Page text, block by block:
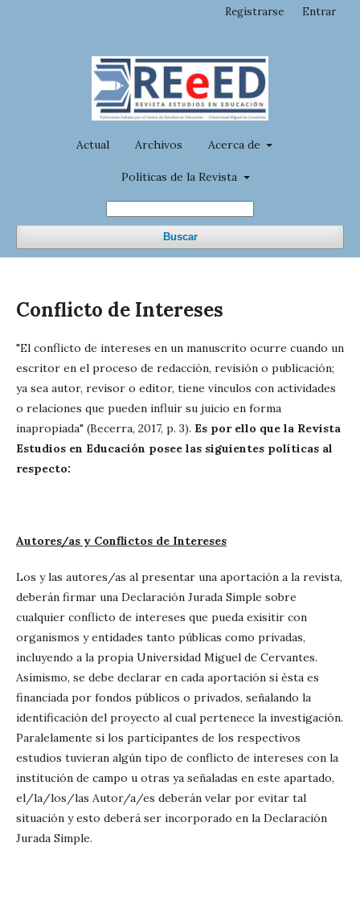
Actual Archivos Acerca de
Políticas de la Revista
Buscar
Registrarse Entrar
Conflicto de Intereses
"El conflicto de intereses en un manuscrito ocurre cuando un
escritor en el proceso de redacción, revisión o publicación;
ya sea autor, revisor o editor, tiene vínculos con actividades
o relaciones que pueden influir su juicio en forma
inapropiada" (Becerra, 2017, p. 3). Es por ello que la Revista
Estudios en Educación posee las siguientes políticas al
respecto:
Autores/as y Conflictos de Intereses
Los y las autores/as al presentar una aportación a la revista,
deberán firmar una Declaración Jurada Simple sobre
cualquier conflicto de intereses que pueda exisitir con
organismos y entidades tanto públicas como privadas,
incluyendo a la propia Universidad Miguel de Cervantes.
Asímismo, se debe declarar en cada aportación si ésta es
financiada por fondos públicos o privados, señalando la
identificación del proyecto al cual pertenece la investigación.
Paralelamente si los participantes de los respectivos
estudios tuvieran algún tipo de conflicto de intereses con la
institución de campo u otras ya señaladas en este apartado,
el/la/los/las Autor/a/es deberán velar por evitar tal
situación y esto deberá ser incorporado en la Declaración
Jurada Simple.